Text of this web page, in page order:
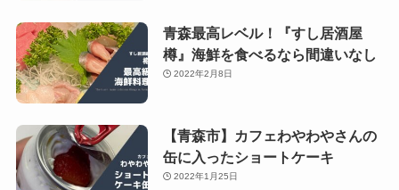
青森最高レベル！『すし居酒屋
樽』海鮮を食べるなら間違いなし
2022年2月8日
【青森市】カフェわやわやさんの
缶に入ったショートケーキ
2022年1月25日